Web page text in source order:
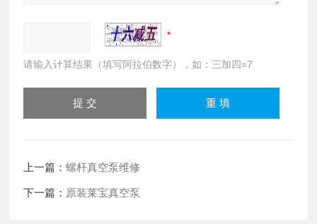
请输入计算结果（填写阿拉伯数字），如：三加四=7
上一篇：螺杆真空泵维修
下一篇： 原装莱宝真空泵